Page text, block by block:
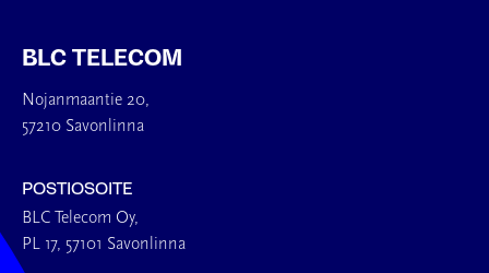
BLC TELECOM
Nojanmaantie 20,
57210 Savonlinna
POSTIOSOITE
BLC Telecom Oy,
PL 17, 57101 Savonlinna